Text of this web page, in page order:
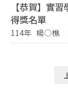
【恭賀】實
得獎名單
114年 楊○
榮獲 實習學生優良獎 113年 王○
○文 榮獲
109年 周○廷 榮